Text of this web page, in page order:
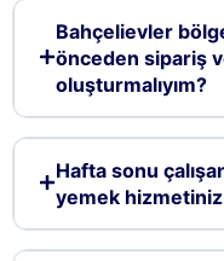
Bahçelievler
önceden sipariş
oluşturmalıyım?
Hafta sonu
yemek